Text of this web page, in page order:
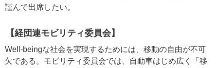
謹んで出席したい。
【経団連モビリティ委員会】
Well-beingな社会を実現するためには、移動の自由が不可
欠である。モビリティ委員会では、自動車はじめ広く「移